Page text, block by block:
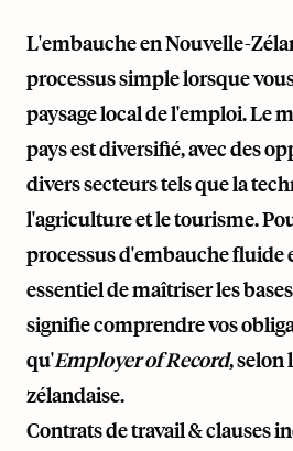
L'embauche en Nouvelle-
processus simple lorsque
paysage local de l'emploi. Le
pays est diversifié, avec des
divers secteurs tels que la
l'agriculture et le tourisme.
processus d'embauche fluide
essentiel de maîtriser les
signifie comprendre vos
qu'Employer of Record, selon
zélandaise.
Contrats de travail & clauses